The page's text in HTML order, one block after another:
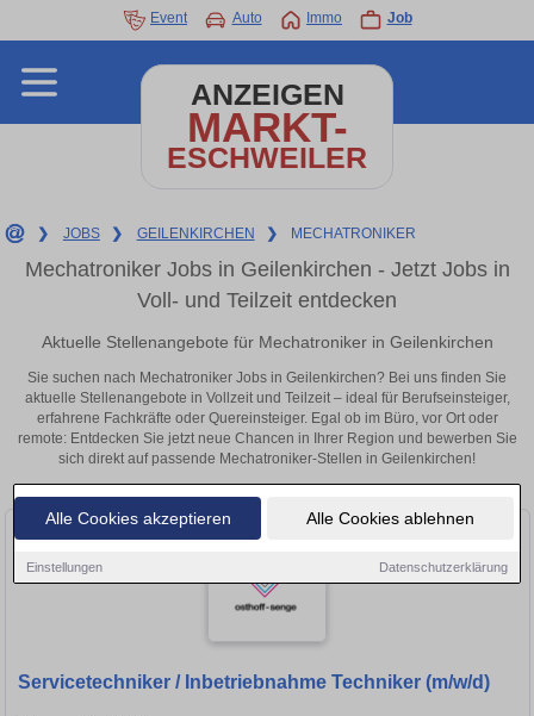
Alle Cookies akzeptieren Alle Cookies ablehnen
Einstellungen Datenschutzerklärung
Event Auto Immo Job
ANZEIGEN
MARKT-
ESCHWEILER
❯ JOBS ❯ GEILENKIRCHEN ❯ MECHATRONIKER
Mechatroniker Jobs in Geilenkirchen - Jetzt Jobs in
Voll- und Teilzeit entdecken
Aktuelle Stellenangebote für Mechatroniker in Geilenkirchen
Sie suchen nach Mechatroniker Jobs in Geilenkirchen? Bei uns finden Sie
aktuelle Stellenangebote in Vollzeit und Teilzeit – ideal für Berufseinsteiger,
erfahrene Fachkräfte oder Quereinsteiger. Egal ob im Büro, vor Ort oder
remote: Entdecken Sie jetzt neue Chancen in Ihrer Region und bewerben Sie
sich direkt auf passende Mechatroniker-Stellen in Geilenkirchen!
Servicetechniker / Inbetriebnahme Techniker (m/w/d)